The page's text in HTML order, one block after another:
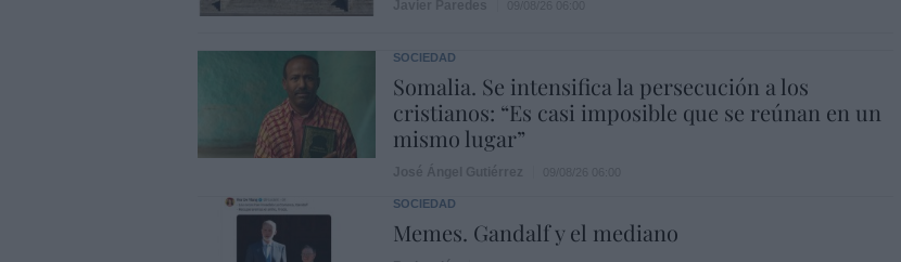
SOCIEDAD
Somalia. Se intensifica la persecución a los
cristianos: “Es casi imposible que se reúnan en un
mismo lugar”
SOCIEDAD
Memes. Gandalf y el mediano